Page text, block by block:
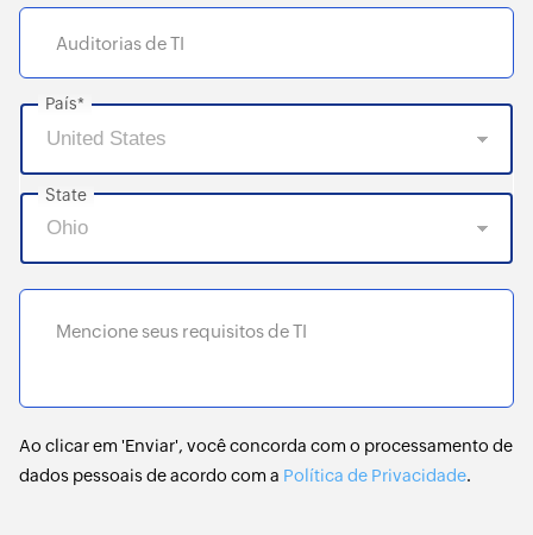
Auditorias de TI
País*
State
Mencione seus requisitos de TI
Ao clicar em 'Enviar', você concorda com o processamento de
dados pessoais de acordo com a Política de Privacidade.